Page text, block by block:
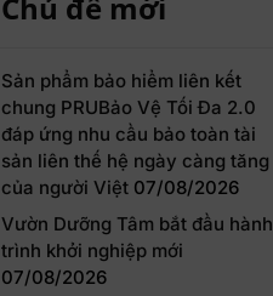
Chủ đề mới
Sản phẩm bảo hiểm liên kết
chung PRUBảo Vệ Tối Đa 2.0
đáp ứng nhu cầu bảo toàn tài
sản liên thế hệ ngày càng tăng
của người Việt 07/08/2026
Vườn Dưỡng Tâm bắt đầu hành
trình khởi nghiệp mới
07/08/2026